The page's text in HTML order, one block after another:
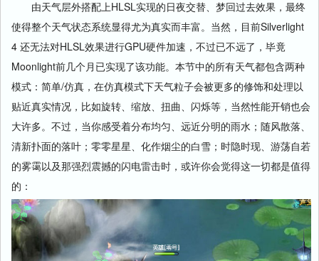
由天气层外搭配上HLSL实现的日夜交替、梦回过去效果，最终
使得整个天气状态系统显得尤为真实而丰富。当然，目前Silverlight
4 还无法对HLSL效果进行GPU硬件加速，不过已不远了，毕竟
Moonlight前几个月已实现了该功能。本节中的所有天气都包含两种
模式：简单/仿真，在仿真模式下天气粒子会被更多的修饰和处理以
贴近真实情况，比如旋转、缩放、扭曲、闪烁等，当然性能开销也会
大许多。不过，当你感受着分布均匀、远近分明的雨水；随风散落、
清新扑面的落叶；零零星星、化作烟尘的白雪；时隐时现、游荡自若
的雾霭以及那强烈震撼的闪电雷击时，或许你会觉得这一切都是值得
的：